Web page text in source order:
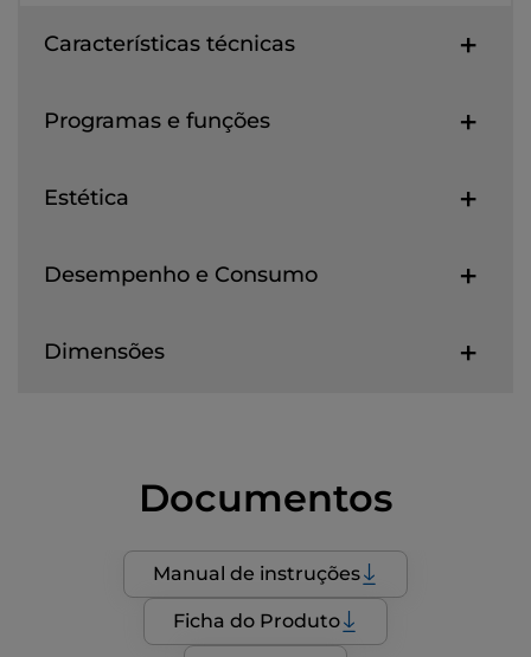
Características técnicas
Programas e funções
Estética
Desempenho e Consumo
Dimensões
Documentos
Manual de instruções
Ficha do Produto